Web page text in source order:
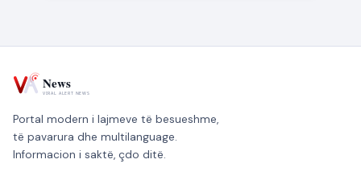
Portal modern i lajmeve të besueshme,
të pavarura dhe multilanguage.
Informacion i saktë, çdo ditë.